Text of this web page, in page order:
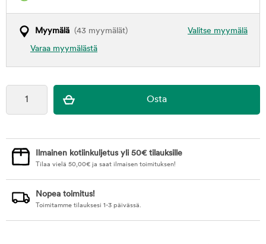
Valitse myymälä
Myymälä (43 myymälät)
Varaa myymälästä
Ilmainen kotiinkuljetus yli 50€ tilauksille
Tilaa vielä 50,00€ ja saat ilmaisen toimituksen!
Nopea toimitus!
Toimitamme tilauksesi 1-3 päivässä.